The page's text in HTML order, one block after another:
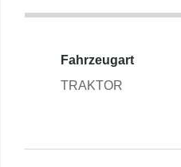
Fahrzeugart
TRAKTOR